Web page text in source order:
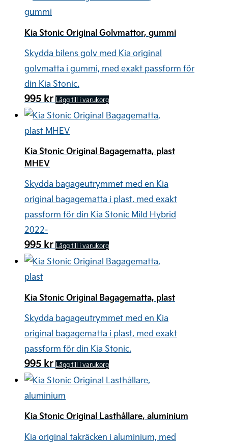
Kia Stonic Original Golvmattor, gummi
Skydda bilens golv med Kia original
golvmatta i gummi, med exakt passform för
din Kia Stonic.
995 kr Lägg till i varukorg
Kia Stonic Original Bagagematta, plast
MHEV
Skydda bagageutrymmet med en Kia
original bagagematta i plast, med exakt
passform för din Kia Stonic Mild Hybrid
2022-
995 kr Lägg till i varukorg
Kia Stonic Original Bagagematta, plast
Skydda bagageutrymmet med en Kia
original bagagematta i plast, med exakt
passform för din Kia Stonic.
995 kr Lägg till i varukorg
Kia Stonic Original Lasthållare, aluminium
Kia original takräcken i aluminium, med